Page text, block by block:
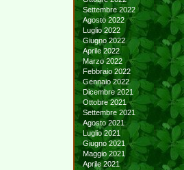
Settembre 2022
Agosto 2022
Luglio 2022
Giugno 2022
Aprile 2022
Marzo 2022
Febbraio 2022
Gennaio 2022
Dicembre 2021
Ottobre 2021
Settembre 2021
Agosto 2021
Luglio 2021
Giugno 2021
Maggio 2021
Aprile 2021